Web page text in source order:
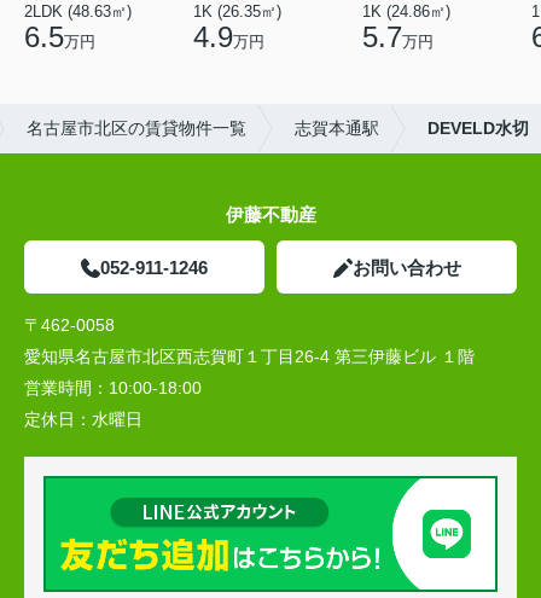
2LDK (48.63㎡)
6.5万円
1K (26.35㎡)
4.9万円
1K (24.86㎡)
5.7万円
名古屋市北区の賃貸物件一覧 志賀本通駅 DEVELD水切
伊藤不動産
052-911-1246 お問い合わせ
〒462-0058
愛知県名古屋市北区西志賀町１丁目26-4 第三伊藤ビル １階
営業時間： 10:00‐18:00
定休日： 水曜日